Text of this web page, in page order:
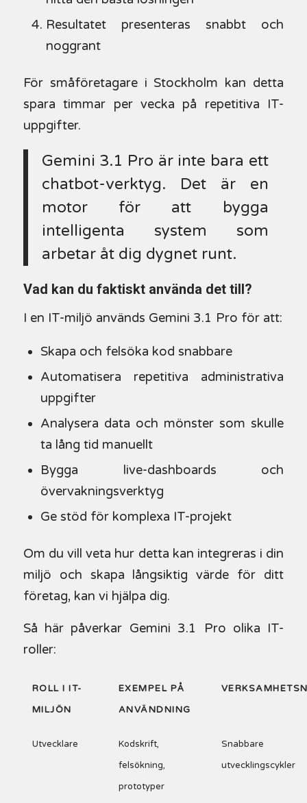
Resultatet presenteras snabbt och
noggrant
För småföretagare i Stockholm kan detta
spara timmar per vecka på repetitiva IT-
uppgifter.
Gemini 3.1 Pro är inte bara ett
chatbot-verktyg. Det är en
motor för att bygga
intelligenta system som
arbetar åt dig dygnet runt.
Vad kan du faktiskt använda det till?
I en IT-miljö används Gemini 3.1 Pro för att:
Skapa och felsöka kod snabbare
Automatisera repetitiva administrativa
uppgifter
Analysera data och mönster som skulle
ta lång tid manuellt
Bygga live-dashboards och
övervakningsverktyg
Ge stöd för komplexa IT-projekt
Om du vill veta hur detta kan integreras i din
miljö och skapa långsiktig värde för ditt
företag, kan vi hjälpa dig.
Så här påverkar Gemini 3.1 Pro olika IT-
roller:
ROLL I IT-
MILJÖN
EXEMPEL PÅ
ANVÄNDNING
Utvecklare
Kodskrift,
felsökning,
prototyper
Snabbare
utvecklingscykler